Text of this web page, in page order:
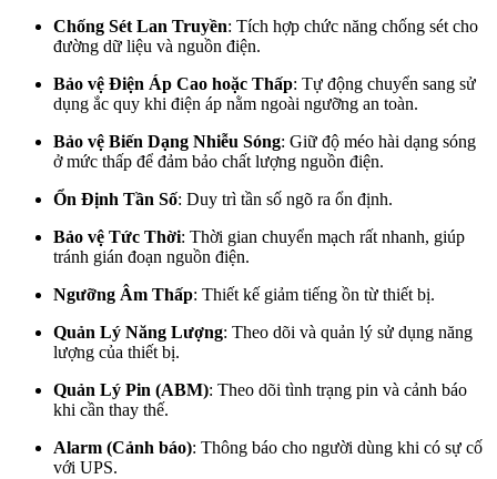
Chống Sét Lan Truyền: Tích hợp chức năng chống sét cho
đường dữ liệu và nguồn điện.
Bảo vệ Điện Áp Cao hoặc Thấp: Tự động chuyển sang sử
dụng ắc quy khi điện áp nằm ngoài ngưỡng an toàn.
Bảo vệ Biến Dạng Nhiễu Sóng: Giữ độ méo hài dạng sóng
ở mức thấp để đảm bảo chất lượng nguồn điện.
Ổn Định Tần Số: Duy trì tần số ngõ ra ổn định.
Bảo vệ Tức Thời: Thời gian chuyển mạch rất nhanh, giúp
tránh gián đoạn nguồn điện.
Ngưỡng Âm Thấp: Thiết kế giảm tiếng ồn từ thiết bị.
Quản Lý Năng Lượng: Theo dõi và quản lý sử dụng năng
lượng của thiết bị.
Quản Lý Pin (ABM): Theo dõi tình trạng pin và cảnh báo
khi cần thay thế.
Alarm (Cảnh báo): Thông báo cho người dùng khi có sự cố
với UPS.